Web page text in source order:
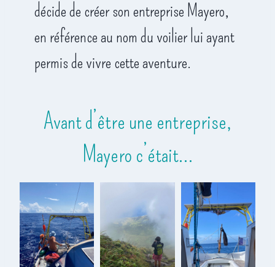
décide de créer son entreprise Mayero,
en référence au nom du voilier lui ayant
permis de vivre cette aventure.
Avant d’être une entreprise,
Mayero c’était…